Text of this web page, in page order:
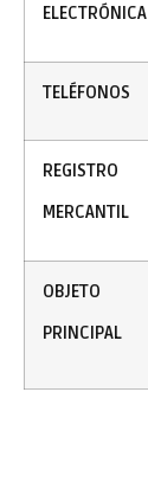
ELECTRÓNICA
TELÉFONOS
REGISTRO
MERCANTIL
OBJETO
PRINCIPAL